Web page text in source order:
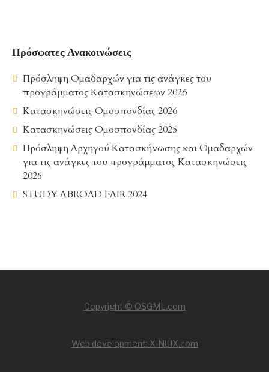
Πρόσφατες Ανακοινώσεις
Πρόσληψη Ομαδαρχών για τις ανάγκες του
προγράμματος Κατασκηνώσεων 2026
Κατασκηνώσεις Ομοσπονδίας 2026
Κατασκηνώσεις Ομοσπονδίας 2025
Πρόσληψη Αρχηγού Κατασκήνωσης και Ομαδαρχών
για τις ανάγκες του προγράμματος Κατασκηνώσεις
2025
STUDY ABROAD FAIR 2024
Copyright © OSGML.com
Web development: XINUIX.com